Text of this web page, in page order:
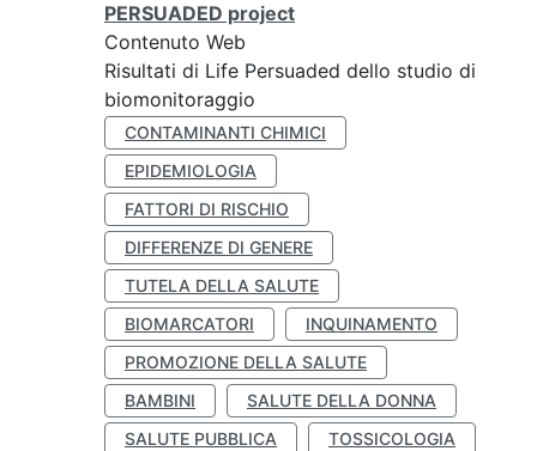
PERSUADED project
Contenuto Web
Risultati di Life Persuaded dello studio di
biomonitoraggio
CONTAMINANTI CHIMICI
EPIDEMIOLOGIA
FATTORI DI RISCHIO
DIFFERENZE DI GENERE
TUTELA DELLA SALUTE
BIOMARCATORI
INQUINAMENTO
PROMOZIONE DELLA SALUTE
BAMBINI
SALUTE DELLA DONNA
SALUTE PUBBLICA
TOSSICOLOGIA